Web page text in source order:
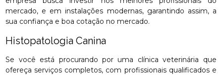
mercado, e em instalações modernas, garantindo assim, a
sua confiança e boa cotação no mercado.
Histopatologia Canina
Se você está procurando por uma clínica veterinária que
ofereça serviços completos, com profissionais qualificados e